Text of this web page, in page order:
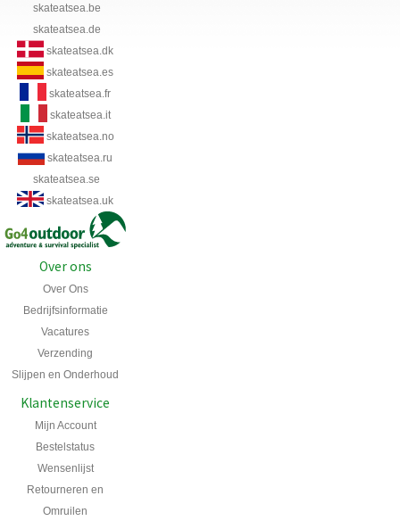
skateatsea.be
skateatsea.de
skateatsea.dk
skateatsea.es
skateatsea.fr
skateatsea.it
skateatsea.no
skateatsea.ru
skateatsea.se
skateatsea.uk
Over ons
Over Ons
Bedrijfsinformatie
Vacatures
Verzending
Slijpen en Onderhoud
Klantenservice
Mijn Account
Bestelstatus
Wensenlijst
Retourneren en
Omruilen